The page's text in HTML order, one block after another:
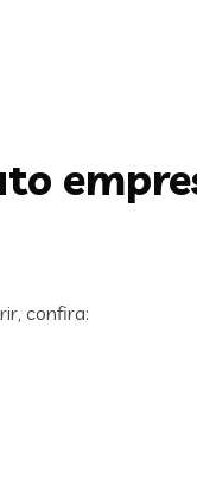
confira: